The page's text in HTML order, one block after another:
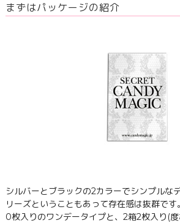
まずはパッケージの紹介
シルバーとブラックの2カラーでシンプルな
リーズということもあって存在感は抜群で
0枚入りのワンデータイプと、2箱2枚入り(